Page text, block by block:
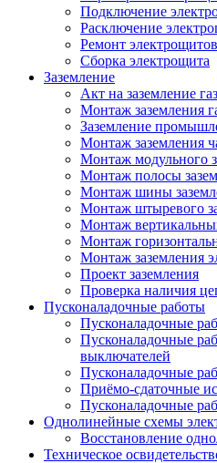
Подключение
Расключение
Ремонт электрощитов
Сборка электрощита
Заземление
Акт на заземление
Монтаж заземления
Заземление
Монтаж заземления
Монтаж модульного
Монтаж полосы
Монтаж шины
Монтаж штыревого
Монтаж
Монтаж
Монтаж заземления
Проект заземления
Проверка наличия
Пусконаладочные работы
Пусконаладочные
Пусконаладочные
выключателей
Пусконаладочные
Приёмо-сдаточные
Пусконаладочные
Однолинейные схемы
Восстановление
Техническое